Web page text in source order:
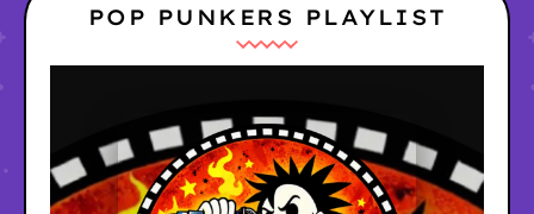
POP PUNKERS PLAYLIST